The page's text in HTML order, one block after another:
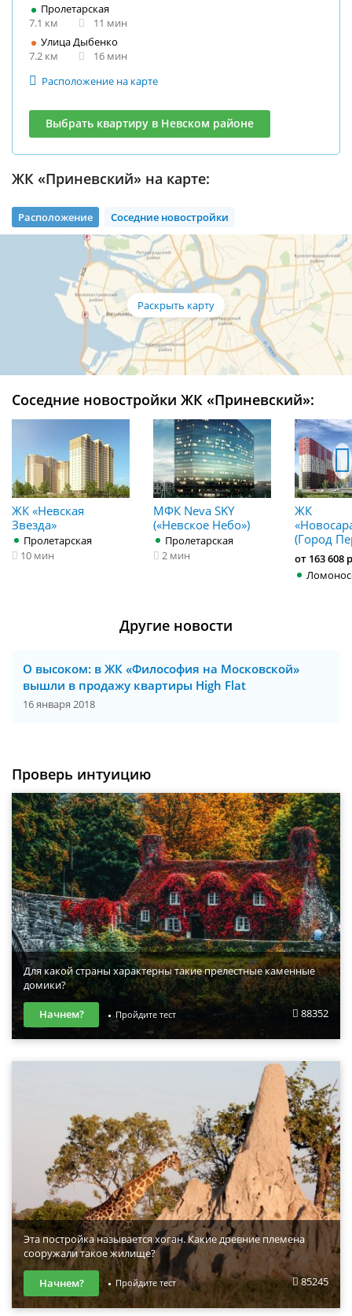
Пролетарская
7.1 км
11 мин
Улица Дыбенко
7.2 км
16 мин
Расположение на карте
Выбрать квартиру в Невском районе
ЖК «Приневский» на карте:
Расположение Соседние новостройки
Соседние новостройки ЖК «Приневский»:
ЖК «Невская
Звезда»
Пролетарская
10 мин
МФК Neva SKY
(«Невское Небо»)
Пролетарская
2 мин
ЖК
(Город
от 163 608
Другие новости
О высоком: в ЖК «Философия на Московской»
вышли в продажу квартиры High Flat
16 января 2018
Проверь интуицию
Для какой страны характерны такие прелестные каменные
домики?
88352
Начнем? Пройдите тест
Эта постройка называется хоган. Какие древние племена
сооружали такое жилище?
85245
Начнем? Пройдите тест